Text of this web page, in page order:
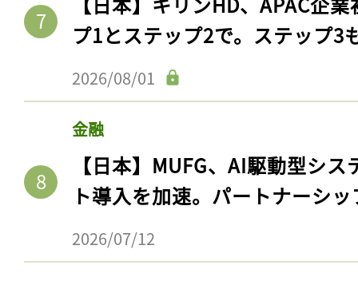
プ1とステップ2で。ステップ3
2026/08/01
金融
【日本】MUFG、AI駆動型シ
ト導入を加速。パートナーシ
2026/07/12